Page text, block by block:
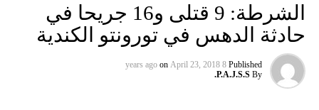
الشرطة: 9 قتلى و16 جريحا في
حادثة الدهس في تورونتو الكندية
Published
8 years ago
on April 23, 2018
By
P.A.J.S.S.